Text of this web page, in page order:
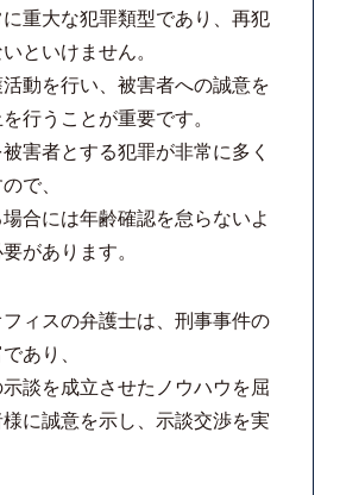
トプラン
ンタークラーク募集
重大な犯罪類型であり、再犯
といけません。
動を行い、被害者への誠意を
行うことが重要です。
害者とする犯罪が非常に多く
で、
合には年齢確認を怠らないよ
があります。
ィスの弁護士は、刑事事件の
あり、
談を成立させたノウハウを屈
に誠意を示し、示談交渉を実